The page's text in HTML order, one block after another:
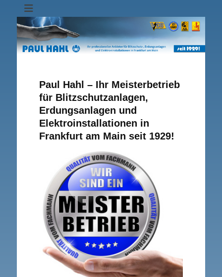
Inhalt
springen
Blitzschutz
Paul Hahl – Ihr Meisterbetrieb
für Blitzschutzanlagen,
Erdungsanlagen und
Elektroinstallationen in
Frankfurt am Main seit 1929!